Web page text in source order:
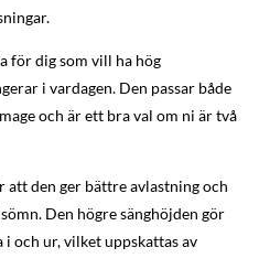
för dig som vill ha hög
i vardagen. Den passar både
och är ett bra val om ni är två
den ger bättre avlastning och
Den högre sänghöjden gör
och ur, vilket uppskattas av